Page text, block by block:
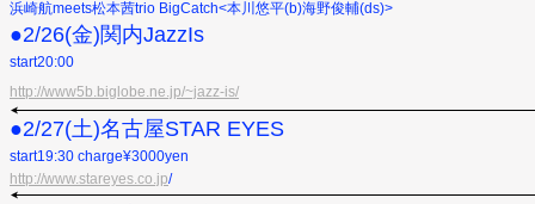
浜崎航meets松本茜trio BigCatch<本川悠平(b)海野俊輔(ds)>
●2/26(金)関内JazzIs
start20:00
http://www5b.biglobe.ne.jp/~jazz-is/
●2/27(土)名古屋STAR EYES
start19:30 charge¥3000yen
http://www.stareyes.co.jp/